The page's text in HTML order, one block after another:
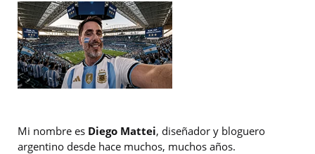
Mi nombre es Diego Mattei, diseñador y bloguero
argentino desde hace muchos, muchos años.